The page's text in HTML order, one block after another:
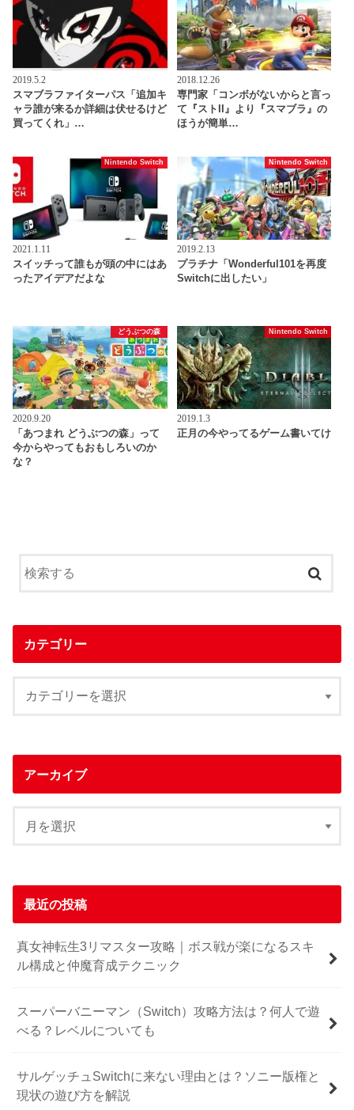
2019.5.2
スマブラファイターパス「追加キ
ャラ誰が来るか詳細は伏せるけど
買ってくれ」…
2018.12.26
専門家「コンボがないからと言っ
て『ストII』より『スマブラ』の
ほうが簡単…
Nintendo Switch
2021.1.11
スイッチって誰もが頭の中にはあ
ったアイデアだよな
Nintendo Switch
2019.2.13
プラチナ「Wonderful101を再度
Switchに出したい」
どうぶつの森
2020.9.20
「あつまれ どうぶつの森」って
今からやってもおもしろいのか
な？
Nintendo Switch
2019.1.3
正月の今やってるゲーム書いてけ
カテゴリー
アーカイブ
最近の投稿
真女神転生3リマスター攻略｜ボス戦が楽になるスキ
ル構成と仲魔育成テクニック
スーパーバニーマン（Switch）攻略方法は？何人で遊
べる？レベルについても
サルゲッチュSwitchに来ない理由とは？ソニー版権と
現状の遊び方を解説